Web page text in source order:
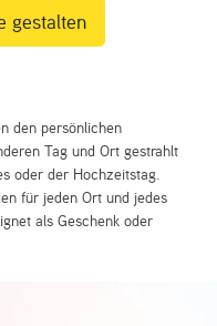
den persönlichen
Tag und Ort gestrahlt
oder der Hochzeitstag.
für jeden Ort und jedes
als Geschenk oder